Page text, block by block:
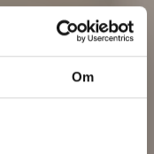
Om